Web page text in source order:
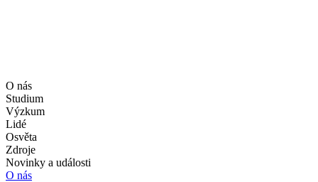
O nás
Studium
Výzkum
Lidé
Osvěta
Zdroje
Novinky a události
O nás